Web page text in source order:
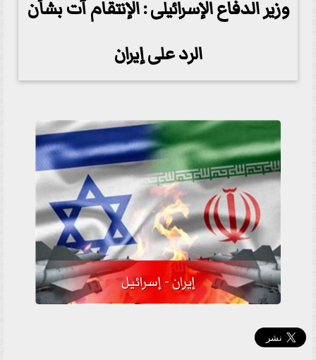
وزير الدفاع الإسرائيلى : الإنتقام آت بشأن
الرد على إيران
إيران - إسرائيل